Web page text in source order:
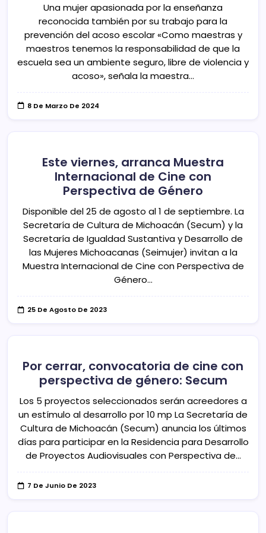
Una mujer apasionada por la enseñanza
reconocida también por su trabajo para la
prevención del acoso escolar «Como maestras y
maestros tenemos la responsabilidad de que la
escuela sea un ambiente seguro, libre de violencia y
acoso», señala la maestra…
8 De Marzo De 2024
Este viernes, arranca Muestra
Internacional de Cine con
Perspectiva de Género
Disponible del 25 de agosto al 1 de septiembre. La
Secretaría de Cultura de Michoacán (Secum) y la
Secretaría de Igualdad Sustantiva y Desarrollo de
las Mujeres Michoacanas (Seimujer) invitan a la
Muestra Internacional de Cine con Perspectiva de
Género…
25 De Agosto De 2023
Por cerrar, convocatoria de cine con
perspectiva de género: Secum
Los 5 proyectos seleccionados serán acreedores a
un estímulo al desarrollo por 10 mp La Secretaría de
Cultura de Michoacán (Secum) anuncia los últimos
días para participar en la Residencia para Desarrollo
de Proyectos Audiovisuales con Perspectiva de…
7 De Junio De 2023